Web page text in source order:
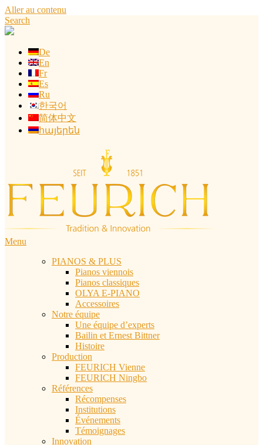
Aller au contenu
Search
De
En
Fr
Es
Ru
한국어
简体中文
հայերեն
Menu
PIANOS & PLUS
Pianos viennois
Pianos classiques
OLYA E-PIANO
Accessoires
Notre équipe
Une équipe d’experts
Bailin et Ernest Bittner
Histoire
Production
FEURICH Vienne
FEURICH Ningbo
Références
Récompenses
Institutions
Événements
Témoignages
Innovation